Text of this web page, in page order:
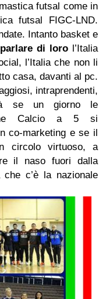
futsal come in
futsal FIGC-LND.
Intanto basket e
parlare di loro l’Italia
l’Italia che non li
casa, davanti al pc.
intraprendenti,
se un giorno le
Calcio a 5 si
co-marketing e se il
circolo virtuoso, a
il naso fuori dalla
c’è la nazionale